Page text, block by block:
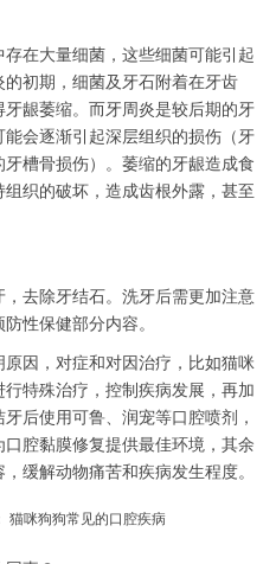
在大量细菌，这些细菌可能引起
初期，细菌及牙石附着在牙齿
龈萎缩。而牙周炎是较后期的牙
会逐渐引起深层组织的损伤（牙
槽骨损伤）。萎缩的牙龈造成食
织的破坏，造成齿根外露，甚至
去除牙结石。洗牙后需更加注意
性保健部分内容。
因，对症和对因治疗，比如猫咪
特殊治疗，控制疾病发展，再加
后使用可鲁、润宠等口腔喷剂，
腔黏膜修复提供最佳环境，其余
缓解动物痛苦和疾病发生程度。
猫咪狗狗常见的口腔疾病